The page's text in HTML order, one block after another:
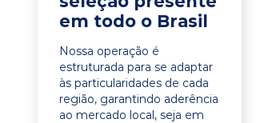
em todo o Brasil
Nossa operação é
estruturada para se adaptar
às particularidades de cada
região, garantindo aderência
ao mercado local, seja em